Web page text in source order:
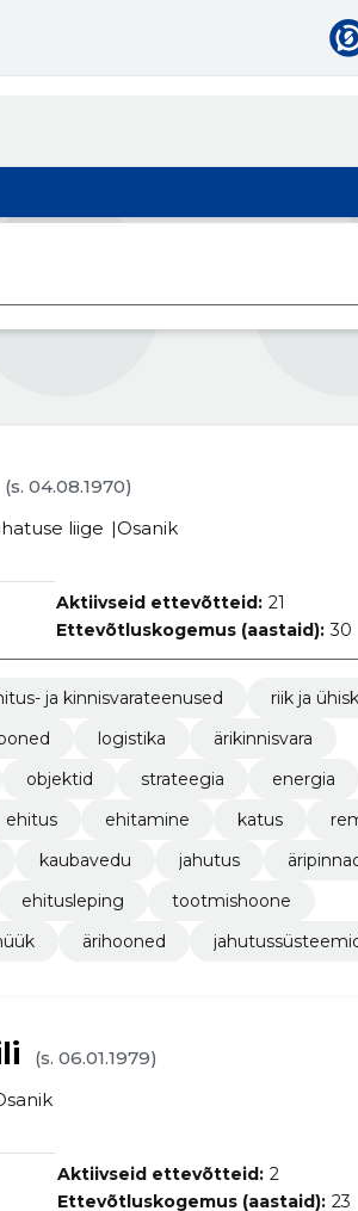
(s. 04.08.1970)
liige Osanik
Aktiivseid ettevõtteid: 21
Ettevõtluskogemus (aastaid): 30
ja kinnisvarateenused
riik ja
logistika
ärikinnisvara
objektid strateegia
energia
ehitus ehitamine katus
kaubavedu jahutus
ehitusleping
tootmishoone
ärihooned
(s. 06.01.1979)
Aktiivseid ettevõtteid: 2
Ettevõtluskogemus (aastaid): 23